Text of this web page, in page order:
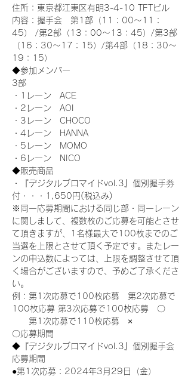
住所：東京都江東区有明3-4-10 TFTビル
内容：握手会　第1部（11：00～11：
45） /第2部（13：00～13：45）/第3部
（16：30～17：15）/第4部（18：30～
19：15）
◆参加メンバー
3部
・1レーン　ACE
・2レーン　AOI
・3レーン　CHOCO
・4レーン　HANNA
・5レーン　MOMO
・6レーン　NICO
◆販売商品
・『デジタルブロマイドvol.3』個別握手券
付・・・1,650円(税込み)
※同一応募期間における同じ部・同一レーン
に関しまして、複数枚のご応募を可能とさせ
て頂きますが、1名様最大で100枚までのご
当選を上限とさせて頂く予定です。またレー
ンの申込数によっては、上限を調整させて頂
く場合がございますので、予めご了承くださ
い。
例：第1次応募で100枚応募　第2次応募で
100枚応募 第3次応募で100枚応募　〇
第1次応募で110枚応募　×
〇応募期間
◆『デジタルブロマイドvol.3』個別握手会
応募期間
●第1次応募：2024年3月29日（金）